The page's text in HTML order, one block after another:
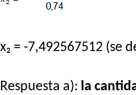
x₂ = -7,492567512 (se
Respuesta a): la